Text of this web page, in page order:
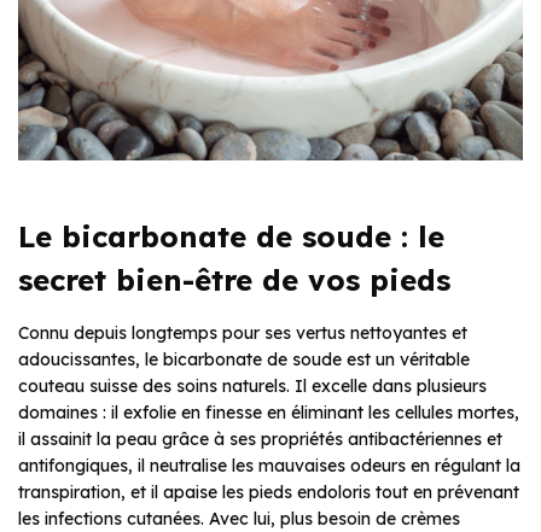
Le bicarbonate de soude : le
secret bien-être de vos pieds
Connu depuis longtemps pour ses vertus nettoyantes et
adoucissantes, le bicarbonate de soude est un véritable
couteau suisse des soins naturels. Il excelle dans plusieurs
domaines : il exfolie en finesse en éliminant les cellules mortes,
il assainit la peau grâce à ses propriétés antibactériennes et
antifongiques, il neutralise les mauvaises odeurs en régulant la
transpiration, et il apaise les pieds endoloris tout en prévenant
les infections cutanées. Avec lui, plus besoin de crèmes